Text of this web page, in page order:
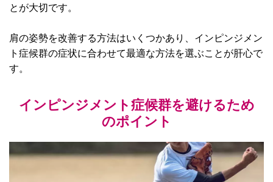
とが大切です。
肩の姿勢を改善する方法はいくつかあり、インピンジメン
ト症候群の症状に合わせて最適な方法を選ぶことが肝心で
す。
インピンジメント症候群を避けるため
のポイント